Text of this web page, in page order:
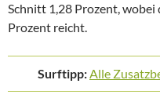
Schnitt 1,28 Prozent, wobei
Prozent reicht.
Surftipp:Alle